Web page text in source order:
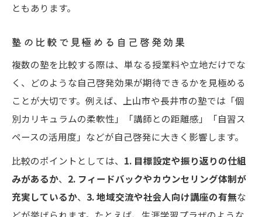
ともあります。
塾の比較で見極める自己啓発効果
複数の塾を比較する際は、単なる授業料や立地だけでな
く、どのような自己啓発効果が期待できるかを見極める
ことが大切です。例えば、上山市や長井市の塾では「個
別カリキュラムの柔軟性」「講師との距離感」「自習ス
ペースの活用度」などが自己啓発に大きく影響します。
比較のポイントとしては、 1. 目標設定や振り返りの仕組
みがあるか、 2. フィードバックやカウンセリング体制が
充実しているか、 3. 地域交流や社会人向け講座の有無な